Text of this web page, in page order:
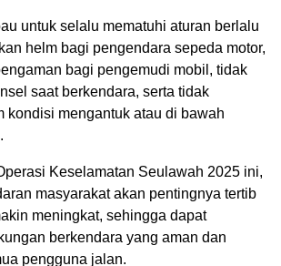
untuk selalu mematuhi aturan berlalu
helm bagi pengendara sepeda motor,
bagi pengemudi mobil, tidak
saat berkendara, serta tidak
kondisi mengantuk atau di bawah
Keselamatan Seulawah 2025 ini,
masyarakat akan pentingnya tertib
meningkat, sehingga dapat
berkendara yang aman dan
pengguna jalan.